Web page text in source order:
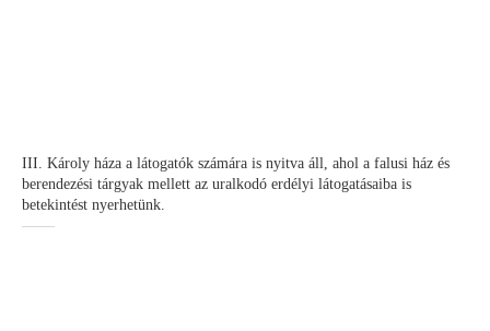
III. Károly háza a látogatók számára is nyitva áll, ahol a falusi ház és
berendezési tárgyak mellett az uralkodó erdélyi látogatásaiba is
betekintést nyerhetünk.